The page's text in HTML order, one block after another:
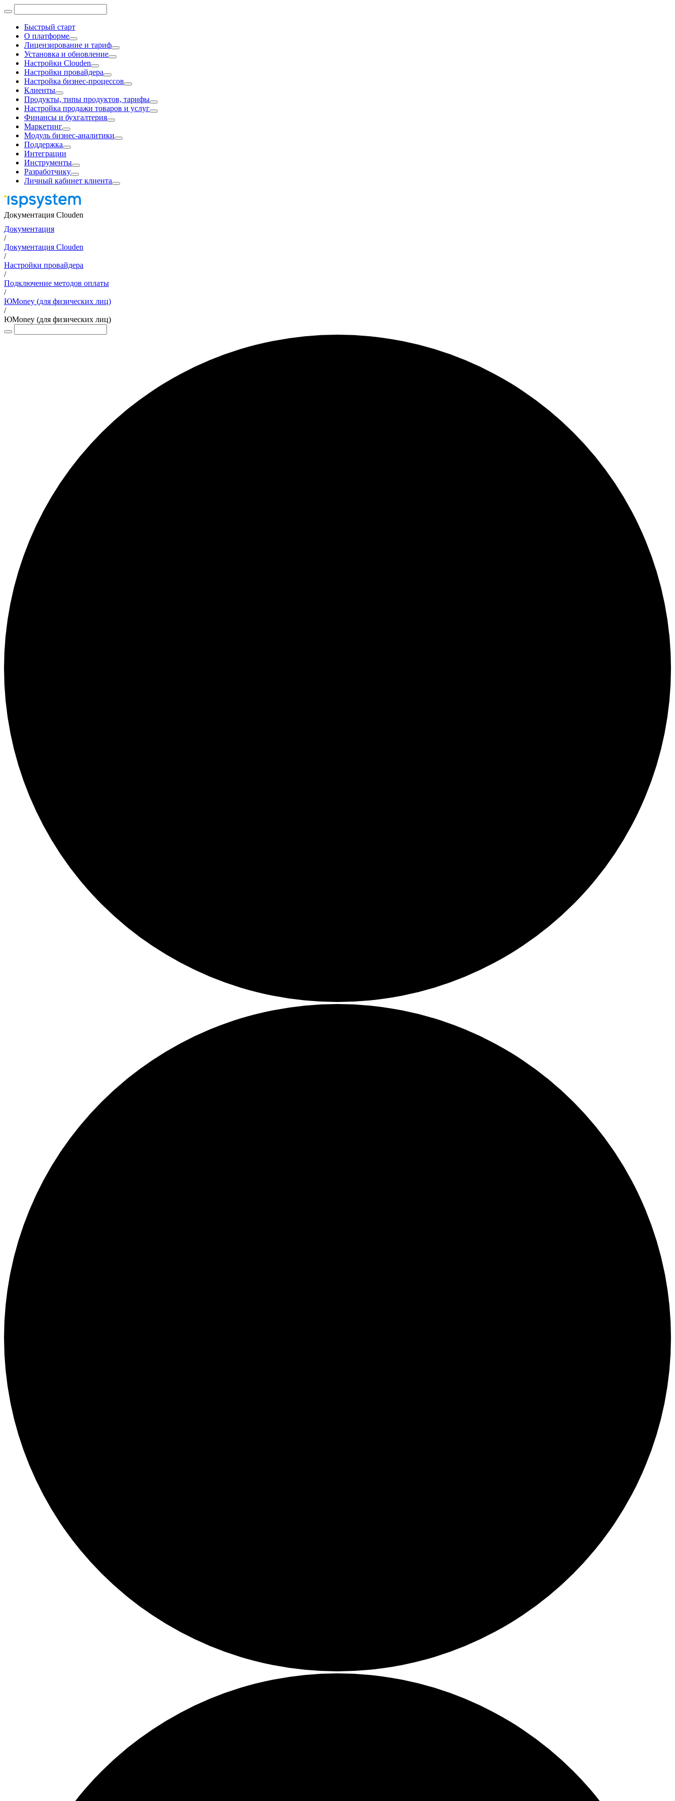
Быстрый старт
О платформе
Лицензирование и тариф
Установка и обновление
Настройки Clouden
Настройки провайдера
Настройка бизнес-процессов
Клиенты
Продукты, типы продуктов, тарифы
Настройка продажи товаров и услуг
Финансы и бухгалтерия
Маркетинг
Модуль бизнес-аналитики
Поддержка
Интеграции
Инструменты
Разработчику
Личный кабинет клиента
Документация Clouden
Документация
/
Документация Clouden
/
Настройки провайдера
/
Подключение методов оплаты
/
ЮMoney (для физических лиц)
/
ЮMoney (для физических лиц)